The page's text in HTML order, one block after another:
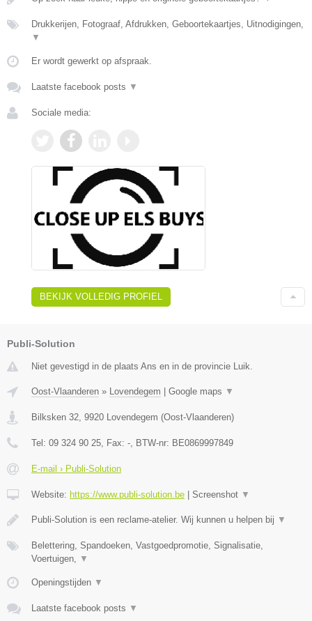
Drukkerijen, Fotograaf, Afdrukken, Geboortekaartjes, Uitnodigingen,
▼
Er wordt gewerkt op afspraak.
Laatste facebook posts ▼
Sociale media:
BEKIJK VOLLEDIG PROFIEL
Publi-Solution
Niet gevestigd in de plaats Ans en in de provincie Luik.
Oost-Vlaanderen » Lovendegem Google maps ▼
Bilksken 32 9920 Lovendegem (Oost-Vlaanderen)
Tel: 09 324 90 25 , Fax: - , BTW-nr: BE0869997849
E-mail › Publi-Solution
Website: https://www.publi-solution.be Screenshot ▼
Publi-Solution is een reclame-atelier. Wij kunnen u helpen bij ▼
Belettering, Spandoeken, Vastgoedpromotie, Signalisatie,
Voertuigen,
▼
Openingstijden ▼
Laatste facebook posts ▼